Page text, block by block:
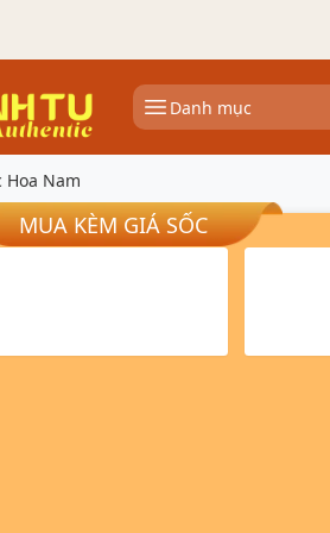
Danh mục
Hoa Nam
MUA KÈM GIÁ SỐC